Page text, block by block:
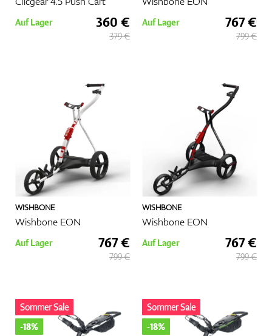
Auf Lager 360 €
379 €
Auf Lager 767 €
799 €
WISHBONE
Wishbone EON
Auf Lager 767 €
799 €
WISHBONE
Wishbone EON
Auf Lager 767 €
799 €
Sommer Sale
-18%
Sommer Sale
-18%